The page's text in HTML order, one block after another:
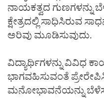
ನಾಯಕತ್ವದ ಗುಣಗಳನ್ನು
ಕ್ಷೇತ್ರದಲ್ಲಿ ಸಾಧಿಸಿರುವ
ಅರಿವು ಮೂಡಿಸುವುದು.
ವಿದ್ಯಾರ್ಥಿಗಳನ್ನು ವಿವಿಧ
ಭಾಗವಹಿಸುವಂತೆ
ಮನೋಭಾವನೆಯನ್ನು